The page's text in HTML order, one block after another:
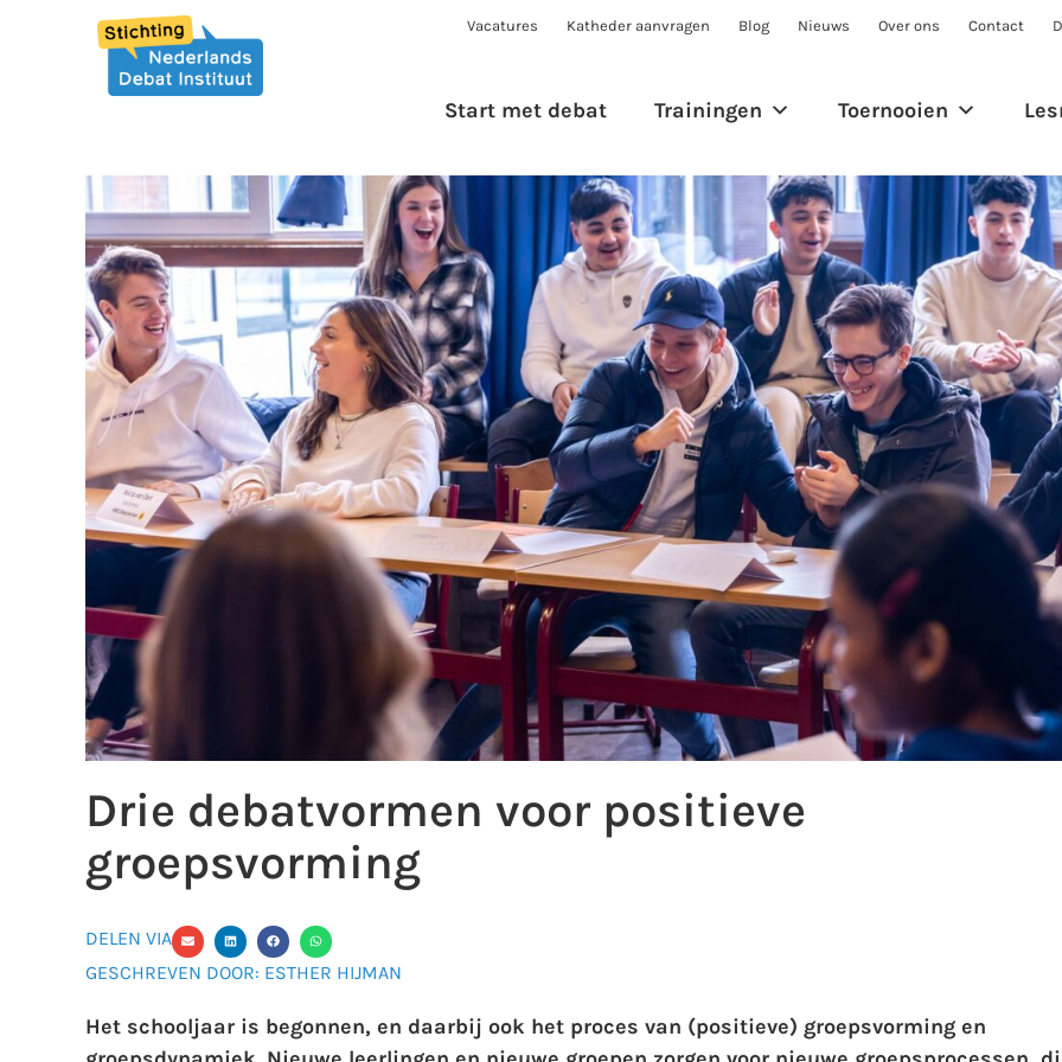
Vacatures Katheder aanvragen Blog Nieuws Over ons Contact
Start met debat Trainingen Toernooien
Drie debatvormen voor positieve
groepsvorming
DELEN VIA
GESCHREVEN DOOR: ESTHER HIJMAN
Het schooljaar is begonnen, en daarbij ook het proces van (positieve) groepsvorming en